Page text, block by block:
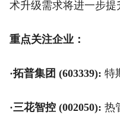
术升级需求将进一步提
重点关注企业：
·拓普集团 (603339): 特
·三花智控 (002050): 热